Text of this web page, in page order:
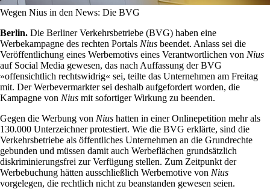
Wegen Nius in den News: Die BVG
Berlin. Die Berliner Verkehrsbetriebe (BVG) haben eine
Werbekampagne des rechten Portals Nius beendet. Anlass sei die
Veröffentlichung eines Werbemotivs eines Verantwortlichen von Nius
auf Social Media gewesen, das nach Auffassung der BVG
»offensichtlich rechtswidrig« sei, teilte das Unternehmen am Freitag
mit. Der Werbevermarkter sei deshalb aufgefordert worden, die
Kampagne von Nius mit sofortiger Wirkung zu beenden.
Gegen die Werbung von Nius hatten in einer Onlinepetition mehr als
130.000 Unterzeichner protestiert. Wie die BVG erklärte, sind die
Verkehrsbetriebe als öffentliches Unternehmen an die Grundrechte
gebunden und müssen damit auch Werbeflächen grundsätzlich
diskriminierungsfrei zur Verfügung stellen. Zum Zeitpunkt der
Werbebuchung hätten ausschließlich Werbemotive von Nius
vorgelegen, die rechtlich nicht zu beanstanden gewesen seien.